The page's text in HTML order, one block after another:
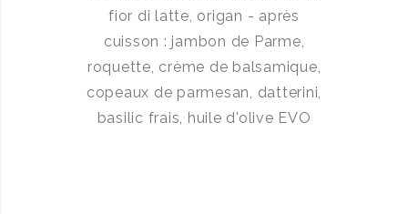
fior di latte, origan - après
cuisson : jambon de Parme,
roquette, crème de balsamique,
copeaux de parmesan, datterini,
basilic frais, huile d'olive EVO